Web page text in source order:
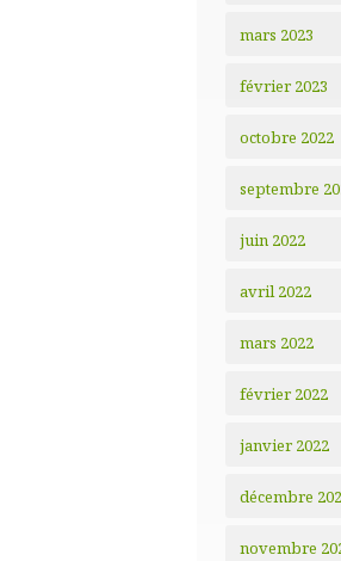
mars 2023
février 2023
octobre 2022
septembre
juin 2022
avril 2022
mars 2022
février 2022
janvier 2022
décembre
novembre